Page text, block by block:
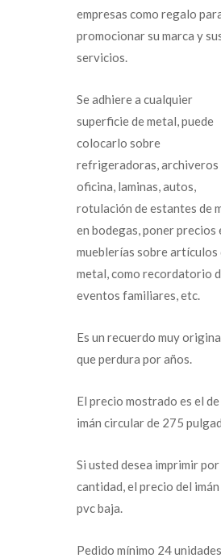
empresas como regalo
promocionar su marca y
servicios.
Se adhiere a cualquier
superficie de metal, puede
colocarlo sobre
refrigeradoras, archiveros
oficina, laminas, autos,
rotulación de estantes de
en bodegas, poner precios
mueblerías sobre artículos
metal, como recordatorio
eventos familiares, etc.
Es un recuerdo muy
que perdura por años.
El precio mostrado es el de
imán circular de 275
Si usted desea imprimir por
cantidad, el precio del imán
pvc baja.
Pedido mínimo 24